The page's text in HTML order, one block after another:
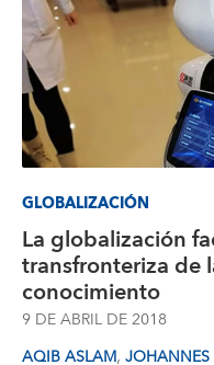
GLOBALIZACIÓN
La globalización
transfronteriza de
conocimiento
9 DE ABRIL DE 2018
AQIB ASLAM, JOHANNES